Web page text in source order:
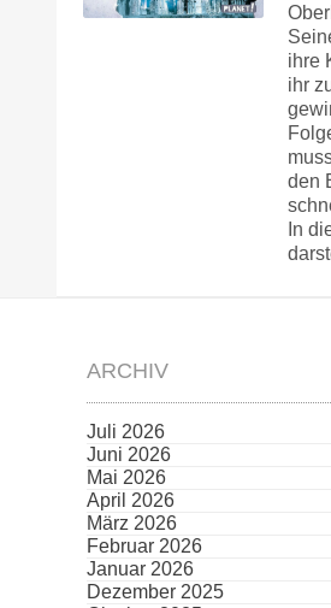
ihre
ihr
den
In
ARCHIV
Juli 2026
Juni 2026
Mai 2026
April 2026
März 2026
Februar 2026
Januar 2026
Dezember 2025